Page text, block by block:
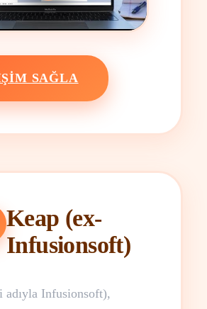
SAĞLA
Keap (ex-
Infusionsoft)
adıyla Infusionsoft),